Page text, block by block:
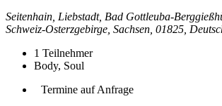
Seitenhain, Liebstadt, Bad Gottleuba-
Schweiz-Osterzgebirge, Sachsen, 01825,
1 Teilnehmer
Body, Soul
Termine auf Anfrage